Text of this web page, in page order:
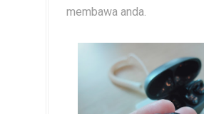
membawa anda.